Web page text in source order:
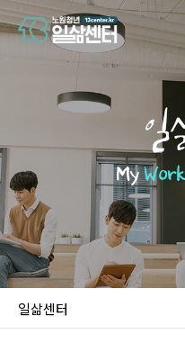
일
MyWork
일삶센터